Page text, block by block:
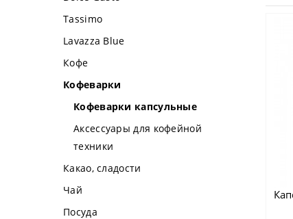
Tassimo
Lavazza Blue
Кофе
Кофеварки
Кофеварки капсульные
Аксессуары для кофейной
техники
Какао, сладости
Чай
Посуда